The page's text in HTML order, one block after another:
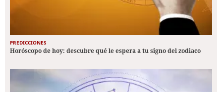
PREDICCIONES
Horóscopo de hoy: descubre qué le espera a tu signo del zodiaco